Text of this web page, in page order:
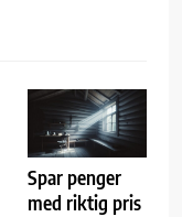
Spar penger
med riktig pris